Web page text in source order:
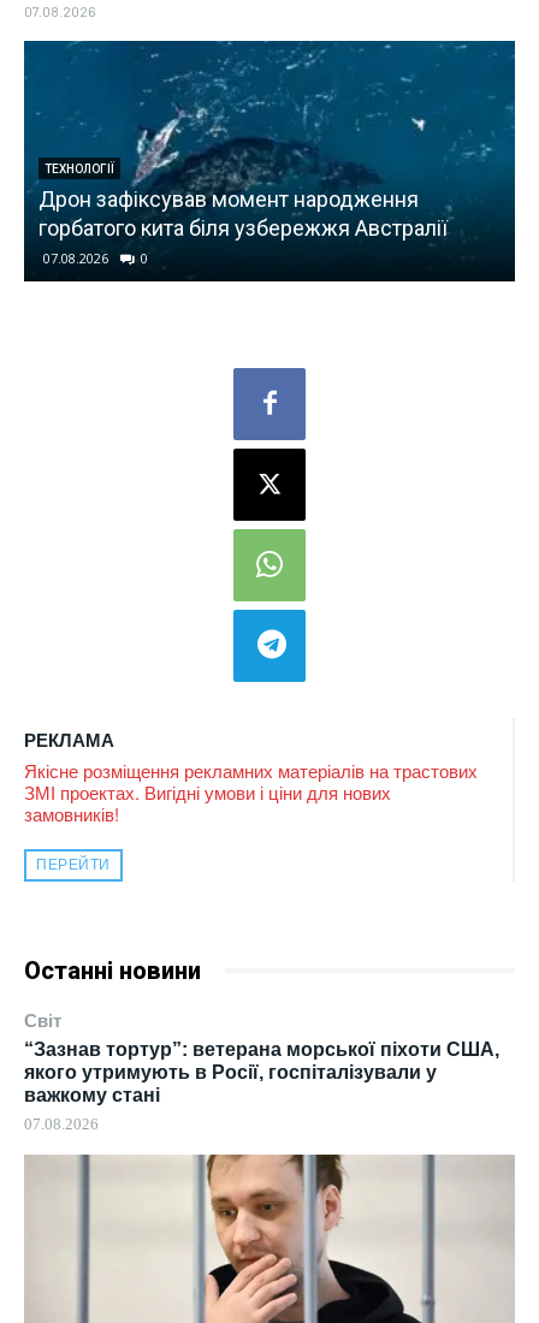
РЕКЛАМА
Якісне розміщення рекламних матеріалів на трастових
ЗМІ проектах. Вигідні умови і ціни для нових
замовників!
ПЕРЕЙТИ
Останні новини
Світ
“Зазнав тортур”: ветерана морської піхоти США,
якого утримують в Росії, госпіталізували у
важкому стані
07.08.2026
07.08.2026
“Зазнав тортур”: ветерана морської піхоти
США, якого утримують в Росії, госпіталізували
у важкому стані
07.08.2026 0